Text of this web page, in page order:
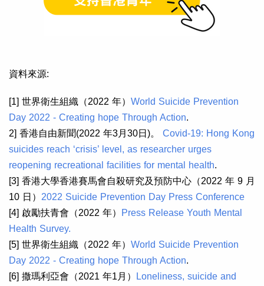
資料來源:
[1] 世界衛生組織（2022 年） World Suicide Prevention
Day 2022 - Creating hope Through Action.
2] 香港自由新聞(2022 年3月30日)。 Covid-19: Hong Kong
suicides reach ‘crisis’ level, as researcher urges
reopening recreational facilities for mental health.
[3] 香港大學香港賽馬會自殺研究及預防中心（2022 年 9 月
10 日） 2022 Suicide Prevention Day Press Conference
[4] 啟勵扶青會（2022 年）
Press Release Youth Mental
Health Survey.
[5] 世界衛生組織（2022 年） World Suicide Prevention
Day 2022 - Creating hope Through Action.
[6] 撒瑪利亞會（2021 年1月）
Loneliness, suicide and